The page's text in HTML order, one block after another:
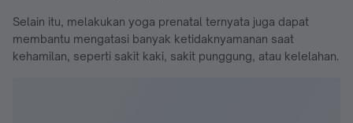
Selain itu, melakukan yoga prenatal ternyata juga dapat
membantu mengatasi banyak ketidaknyamanan saat
kehamilan, seperti sakit kaki, sakit punggung, atau kelelahan.